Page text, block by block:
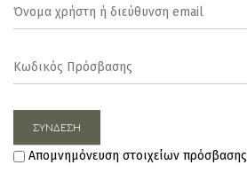
Απομνημόνευση στοιχείων πρόσβασης